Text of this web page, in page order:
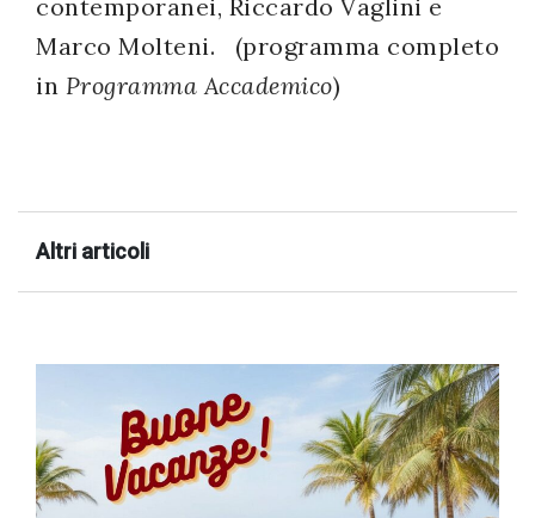
contemporanei, Riccardo Vaglini e
Marco Molteni. (programma completo
in Programma Accademico)
Altri articoli